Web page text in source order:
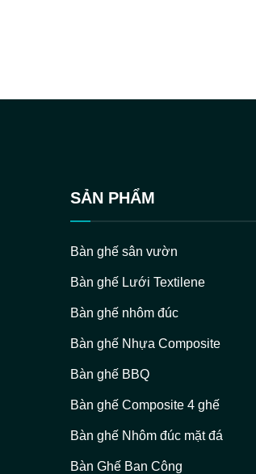
SẢN PHẨM
Bàn ghế sân vườn
Bàn ghế Lưới Textilene
Bàn ghế nhôm đúc
Bàn ghế Nhựa Composite
Bàn ghế BBQ
Bàn ghế Composite 4 ghế
Bàn ghế Nhôm đúc mặt đá
Bàn Ghế Ban Công